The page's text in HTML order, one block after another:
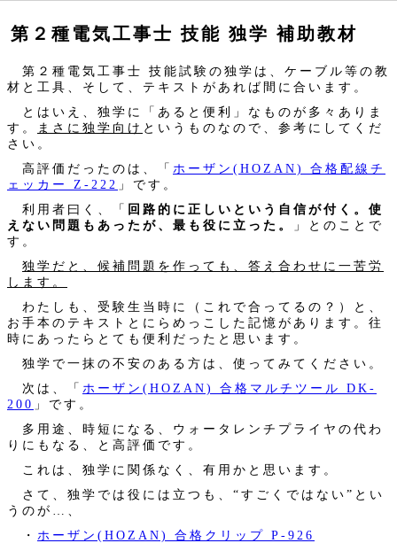
第２種電気工事士 技能 独学 補助教材
第２種電気工事士 技能試験の独学は、ケーブル等の教
材と工具、そして、テキストがあれば間に合います。
とはいえ、独学に「あると便利」なものが多々ありま
す。
まさに独学向け というものなので、参考にしてくだ
さい。
高評価だったのは、「 ホーザン(HOZAN) 合格配線チ
ェッカー Z-222 」です。
利用者曰く、「 回路的に正しいという自信が付く。使
えない問題もあったが、最も役に立った。
」とのことで
す。
独学だと、候補問題を作っても、答え合わせに一苦労
します。
わたしも、受験生当時に（これで合ってるの？）と、
お手本のテキストとにらめっこした記憶があります。往
時にあったらとても便利だったと思います。
独学で一抹の不安のある方は、使ってみてください。
次は、「 ホーザン(HOZAN) 合格マルチツール DK-
200 」です。
多用途、時短になる、ウォータレンチプライヤの代わ
りにもなる、と高評価です。
これは、独学に関係なく、有用かと思います。
さて、独学では役には立つも、“すごくではない”とい
うのが…、
・ ホーザン(HOZAN) 合格クリップ P-926